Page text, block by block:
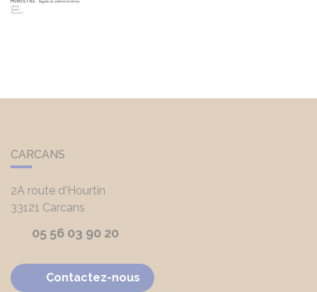
CARCANS
2A route d'Hourtin
33121 Carcans
05 56 03 90 20
Contactez-nous